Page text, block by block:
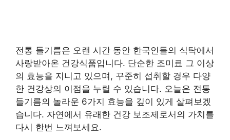
전통 들기름은 오랜 시간 동안 한국인들의 식탁에서
사랑받아온 건강식품입니다. 단순한 조미료 그 이상
의 효능을 지니고 있으며, 꾸준히 섭취할 경우 다양
한 건강상의 이점을 누릴 수 있습니다. 오늘은 전통
들기름의 놀라운 6가지 효능을 깊이 있게 살펴보겠
습니다. 자연에서 유래한 건강 보조제로서의 가치를
다시 한번 느껴보세요.